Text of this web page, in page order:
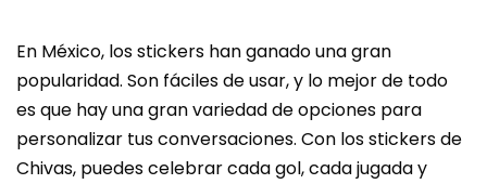
En México, los stickers han ganado una gran
popularidad. Son fáciles de usar, y lo mejor de todo
es que hay una gran variedad de opciones para
personalizar tus conversaciones. Con los stickers de
Chivas, puedes celebrar cada gol, cada jugada y